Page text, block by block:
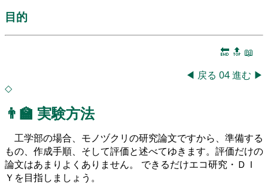
目的
🔚 🔝 📖
◀ 戻る 04進む ▶
◇
👨‍🏫 実験方法
工学部の場合、モノヅクリの研究論文ですから、準備する
もの、作成手順、そして評価と述べてゆきます。評価だけの
論文はあまりよくありません。 できるだけエコ研究・ＤＩ
Ｙを目指しましょう。